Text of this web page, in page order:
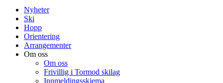
Nyheter
Ski
Hopp
Orientering
Arrangementer
Om oss
Om oss
Frivillig i Tormod skilag
Innmeldingsskjema